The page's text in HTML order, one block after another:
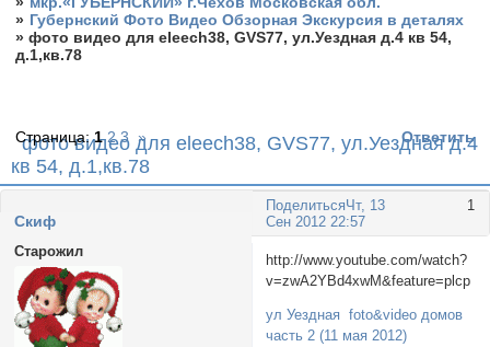
» Губернский Фото Видео Обзорная Экскурсия в деталях
»фото видео для еleech38, GVS77, ул.Уездная д.4 кв 54,
д.1,кв.78
фото видео для еleech38, GVS77, ул.Уездная д.4
кв 54, д.1,кв.78
Страница:1 2 3 » Ответить
Поделиться 1
Чт, 13
Сен 2012 22:57
Cкиф
Старожил
http://www.youtube.com/watch?
v=zwA2YBd4xwM&feature=plcp
ул Уездная foto&video домов
часть 2 (11 мая 2012)